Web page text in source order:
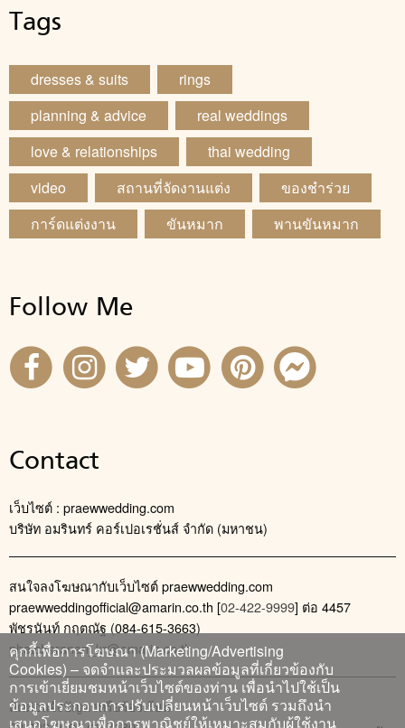
Tags
dresses & suits
rings
planning & advice
real weddings
love & relationships
thai wedding
video
สถานที่จัดงานแต่ง
ของชำร่วย
การ์ดแต่งงาน
ขันหมาก พานขันหมาก
Follow Me
Contact
เว็บไซต์ : praewwedding.com
บริษัท อมรินทร์ คอร์เปอเรชั่นส์ จำกัด (มหาชน)
สนใจลงโฆษณากับเว็บไซต์ praewwedding.com
praewweddingofficial@amarin.co.th [02-422-9999] ต่อ 4457
พัชรนันท์ กฤตณัฐ (084-615-3663)
phatcharanan_kr@amarin.co.th
ติดต่อแจ้งปัญหาหรือร้องเรียน
คุกกี้เพื่อการโฆษณา (Marketing/Advertising
Cookies) – จดจำและประมวลผลข้อมูลที่เกี่ยวข้องกับ
การเข้าเยี่ยมชมหน้าเว็บไซต์ของท่าน เพื่อนำไปใช้เป็น
ข้อมูลประกอบการปรับเปลี่ยนหน้าเว็บไซต์ รวมถึงนำ
เสนอโฆษณาเพื่อการพาณิชย์ให้เหมาะสมกับผู้ใช้งาน